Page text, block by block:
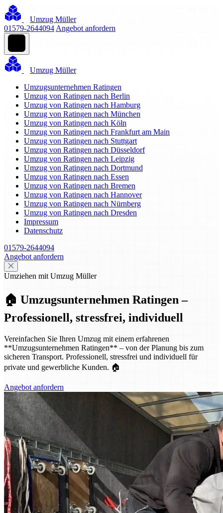
Umzug Müller
01579-2644094 Angebot anfordern
Umzug Müller
Umzugsunternehmen Ratingen
Umzug von Ratingen nach Berlin
Umzug von Ratingen nach Hamburg
Umzug von Ratingen nach München
Umzug von Ratingen nach Köln
Umzug von Ratingen nach Frankfurt am Main
Umzug von Ratingen nach Stuttgart
Umzug von Ratingen nach Düsseldorf
Umzug von Ratingen nach Leipzig
Umzug von Ratingen nach Dortmund
Umzug von Ratingen nach Essen
Umzug von Ratingen nach Bremen
Umzug von Ratingen nach Hannover
Umzug von Ratingen nach Nürnberg
Umzug von Ratingen nach Dresden
Impressum
Datenschutz
01579-2644094
Angebot anfordern
Umziehen mit Umzug Müller
🏠 Umzugsunternehmen Ratingen –
Professionell, stressfrei, individuell
Vereinfachen Sie Ihren Umzug mit einem erfahrenen
**Umzugsunternehmen Ratingen** – von der Planung bis zum
sicheren Transport. Professionell, stressfrei und individuell für
private und gewerbliche Kunden. 🏠
Angebot anfordern